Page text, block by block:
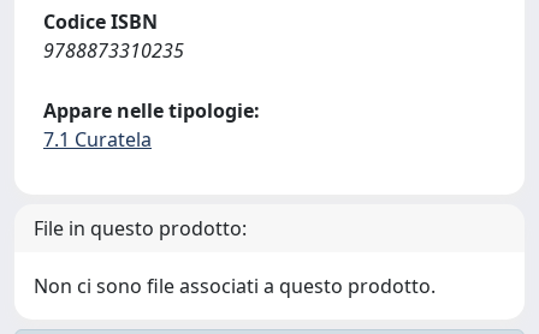
Codice ISBN
9788873310235
Appare nelle tipologie:
7.1 Curatela
File in questo prodotto:
Non ci sono file associati a questo prodotto.